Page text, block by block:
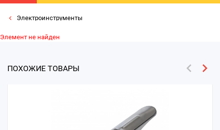
Электроинструменты
Элемент не найден
ПОХОЖИЕ ТОВАРЫ